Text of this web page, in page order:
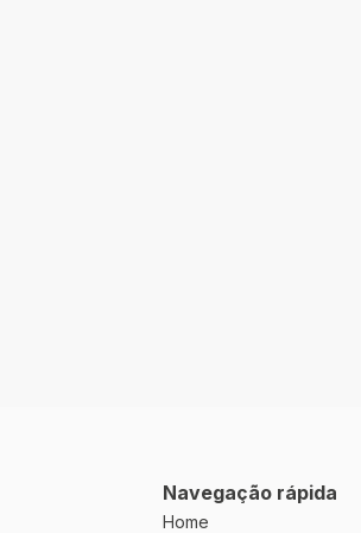
Navegação rápida
Home